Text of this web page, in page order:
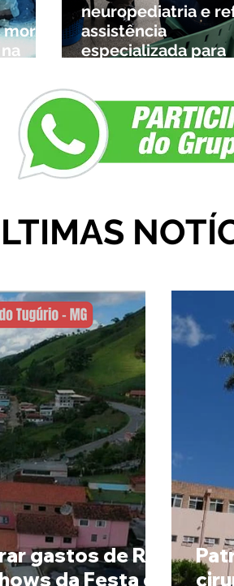
neuropediatria e
assistência
especializada para
região
gastos de R$
da Festa da